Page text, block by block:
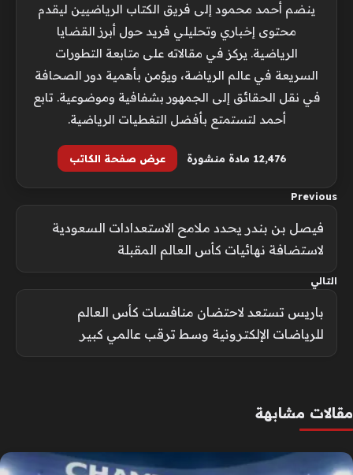
ينضم أحمد محمود إلى فريق الكتاب الرياضيين ليقدم
محتوى إخباري وتحليلي فريد حول أبرز القضايا
الرياضية. يركز في مقالاته على متابعة التطورات
السريعة في عالم الرياضة، ويؤمن بأهمية دور الصحافة
في نقل الحقائق إلى الجمهور بشفافية وموضوعية. تابع
أحمد لتستمتع بأفضل التغطيات الرياضية.
12٬476 مادة منشورة عرض صفحة الكاتب
Previous
فيصل بن بندر يحدد ملامح الاستعدادات السعودية
لاستضافة نهائيات كأس العالم المقبلة
التالي
باريس تستعد لاحتضان منافسات كأس العالم
للرياضات الإلكترونية وسط ترقب عالمي كبير
مقالات مشابهة